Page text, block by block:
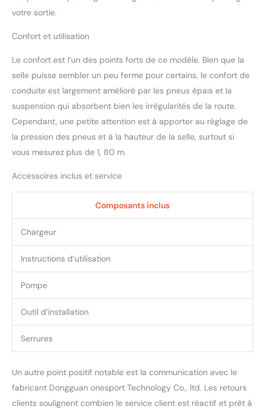
système d'entraînement
puissant : le vélo
électrique HITWAY BK29
est équipé d'un moteur
sans balais puissant avec
une vitesse maximale de
25 km/h, qui fournit
toujours une puissance
conduite, et une pente
montagnes et les forêts
conduite + transmission 7
vitesse rapide, simple et
plus facile pour vous. En
affichage LCD intelligent
différentes informations
telles que la vitesse, la
distance et la puissance
votre sortie.
Confort et utilisation
Le confort est l’un des points forts de ce modèle. Bien que la
selle puisse sembler un peu ferme pour certains, le confort de
conduite est largement amélioré par les pneus épais et la
suspension qui absorbent bien les irrégularités de la route.
Cependant, une petite attention est à apporter au réglage de
la pression des pneus et à la hauteur de la selle, surtout si
vous mesurez plus de 1, 80 m.
Accessoires inclus et service
Composants inclus
Chargeur
Instructions d’utilisation
Pompe
Outil d’installation
Serrures
Un autre point positif notable est la communication avec le
fabricant Dongguan onesport Technology Co., ltd. Les retours
clients soulignent combien le service client est réactif et prêt à